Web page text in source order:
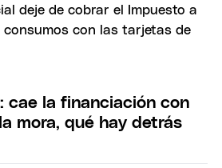
cae la financiación con
mora, qué hay detrás